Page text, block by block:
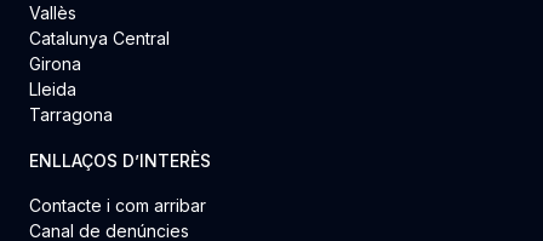
Vallès
Catalunya Central
Girona
Lleida
Tarragona
ENLLAÇOS D’INTERÈS
Contacte i com arribar
Canal de denúncies